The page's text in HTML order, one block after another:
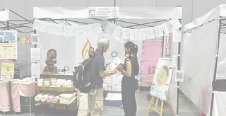
Blog
PJF ​活動記録